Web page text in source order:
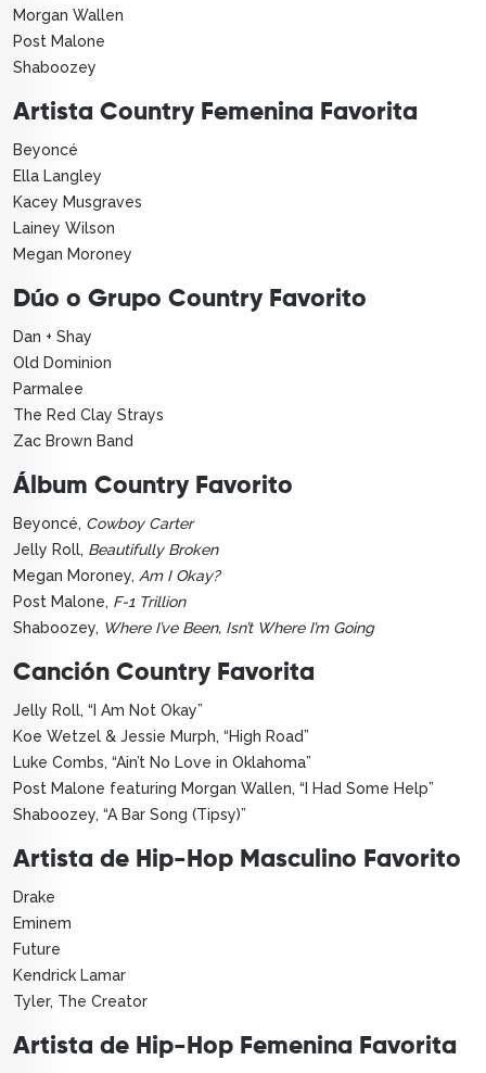
Morgan Wallen
Post Malone
Shaboozey
Artista Country Femenina Favorita
Beyoncé
Ella Langley
Kacey Musgraves
Lainey Wilson
Megan Moroney
Dúo o Grupo Country Favorito
Dan + Shay
Old Dominion
Parmalee
The Red Clay Strays
Zac Brown Band
Álbum Country Favorito
Beyoncé, Cowboy Carter
Jelly Roll, Beautifully Broken
Megan Moroney, Am I Okay?
Post Malone, F-1 Trillion
Shaboozey, Where I’ve Been, Isn’t Where I’m Going
Canción Country Favorita
Jelly Roll, “I Am Not Okay”
Koe Wetzel & Jessie Murph, “High Road”
Luke Combs, “Ain’t No Love in Oklahoma”
Post Malone featuring Morgan Wallen, “I Had Some Help”
Shaboozey, “A Bar Song (Tipsy)”
Artista de Hip-Hop Masculino Favorito
Drake
Eminem
Future
Kendrick Lamar
Tyler, The Creator
Artista de Hip-Hop Femenina Favorita